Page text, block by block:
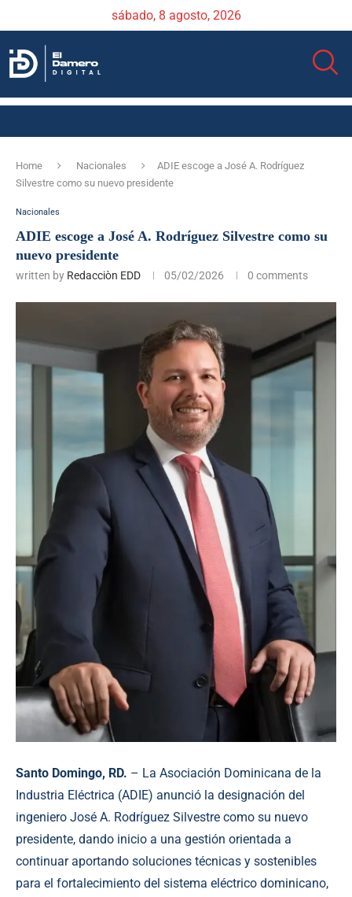
sábado, 8 agosto, 2026
Home Nacionales
ADIE escoge a José A. Rodríguez
Silvestre como su nuevo presidente
Nacionales
ADIE escoge a José A. Rodríguez Silvestre como su
nuevo presidente
written by Redacciòn EDD 05/02/2026 0 comments
Santo Domingo, RD. – La Asociación Dominicana de la
Industria Eléctrica (ADIE) anunció la designación del
ingeniero José A. Rodríguez Silvestre como su nuevo
presidente, dando inicio a una gestión orientada a
continuar aportando soluciones técnicas y sostenibles
para el fortalecimiento del sistema eléctrico dominicano,